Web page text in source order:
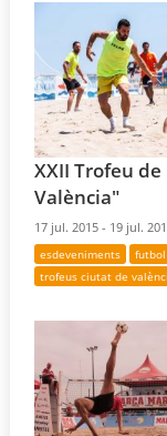
XXII Trofeu
València"
17 jul. 2015 - 19 jul.
esdeveniments
trofeus ciutat de